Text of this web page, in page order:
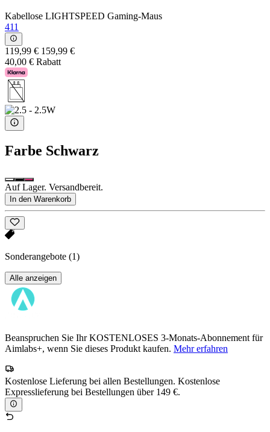
Kabellose LIGHTSPEED Gaming-Maus
411
119,99 € 159,99 €
40,00 € Rabatt
Farbe Schwarz
Auf Lager. Versandbereit.
In den Warenkorb
Sonderangebote (1)
Alle anzeigen
Beanspruchen Sie Ihr KOSTENLOSES 3-Monats-Abonnement für
Aimlabs+, wenn Sie dieses Produkt kaufen. Mehr erfahren
Kostenlose Lieferung bei allen Bestellungen. Kostenlose
Expresslieferung bei Bestellungen über 149 €.